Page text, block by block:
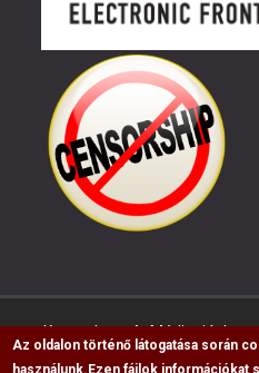
Kapcsolat Médiaajánlat
Az oldalon történő látogatása során
használunk. Ezen fájlok információkat